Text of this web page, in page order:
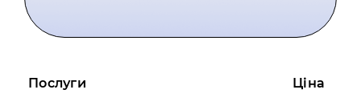
Послуги Ціна